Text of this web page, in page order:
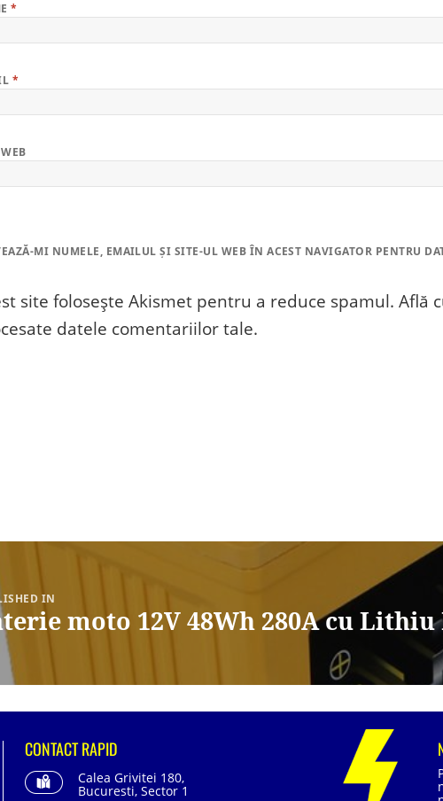
*
*
MI NUMELE, EMAILUL ȘI SITE-UL WEB ÎN ACEST NAVIGATOR PENTRU
site folosește Akismet pentru a reduce spamul. Află
datele comentariilor tale.
IN
moto 12V 48Wh 280A cu Lithiu
CONTACT RAPID
Calea Grivitei 180,
Bucuresti, Sector 1